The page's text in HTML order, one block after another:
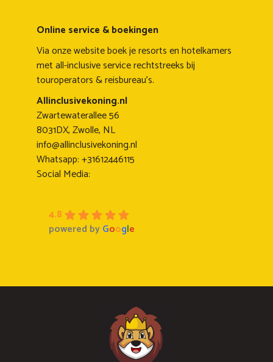
Online service & boekingen
Via onze website boek je resorts en hotelkamers
met all-inclusive service rechtstreeks bij
touroperators & reisbureau's.
Allinclusivekoning.nl
Zwartewaterallee 56
8031DX, Zwolle, NL
info@allinclusivekoning.nl
Whatsapp: +31612446115
Social Media:
4.8
powered byGoogle